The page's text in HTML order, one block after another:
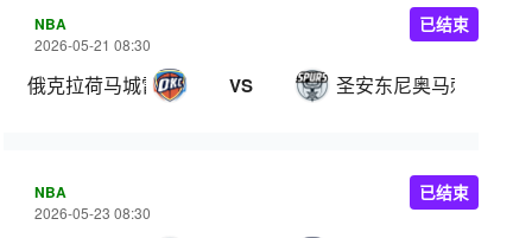
NBA
2026-05-21 08:30
俄克拉荷马城雷霆 VS 圣安东尼奥马刺
已结束
NBA
2026-05-23 08:30
已结束